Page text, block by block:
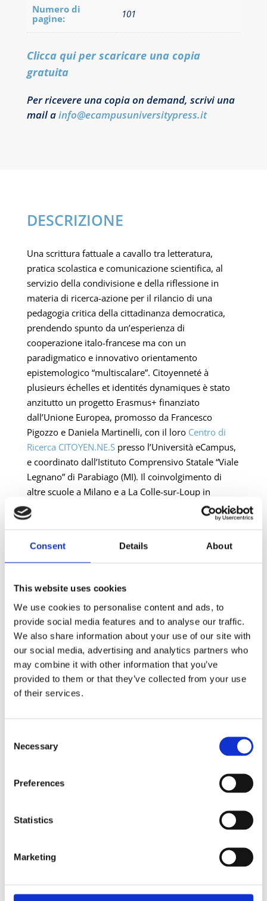
Consent Details About
This website uses cookies
We use cookies to personalise content and ads, to
provide social media features and to analyse our traffic.
We also share information about your use of our site with
our social media, advertising and analytics partners who
may combine it with other information that you’ve
provided to them or that they’ve collected from your use
of their services.
Selection
Necessary
Preferences
Statistics
Marketing
Numero di
pagine:
101
Clicca qui per scaricare una copia
gratuita
Per ricevere una copia on demand, scrivi una
mail ainfo@ecampusuniversitypress.it
DESCRIZIONE
Una scrittura fattuale a cavallo tra letteratura,
pratica scolastica e comunicazione scientifica, al
servizio della condivisione e della riflessione in
materia di ricerca-azione per il rilancio di una
pedagogia critica della cittadinanza democratica,
prendendo spunto da un’esperienza di
cooperazione italo-francese ma con un
paradigmatico e innovativo orientamento
epistemologico “multiscalare”. Citoyenneté à
plusieurs échelles et identités dynamiques è stato
anzitutto un progetto Erasmus+ finanziato
dall’Unione Europea, promosso da Francesco
Pigozzo e Daniela Martinelli, con il loro Centro di
Ricerca CITOYEN.NE.Spresso l’Università eCampus,
e coordinato dall’Istituto Comprensivo Statale “Viale
Legnano” di Parabiago (MI). Il coinvolgimento di
altre scuole a Milano e a La Colle-sur-Loup in
Provenza, con la partnership strategica
dell’Association Européenne des Enseignants –
di realizzare una sperimentazione pilota basata
sull’originale curricolo verticale di educazione civica
dell’Istruzione che non sia mera architettura
tecnico-burocratica, bensì reale occasione di
rilancio per l’educare inteso come sviluppo di
autonomie soggettive e solidali di fronte a questioni
e problemi comuni. Questo libro è il racconto
commentato di un’esperienza pratica e intellettuale
che mira a ispirare insegnanti e scuole di ogni
l’Università eCampus. Dirige il
Centro di Ricerca